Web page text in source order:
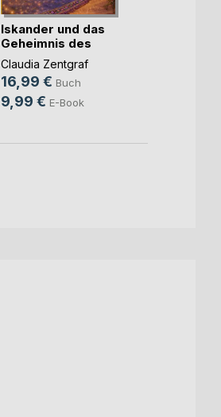
Iskander und das
Geheimnis des
Sou(...)
Claudia Zentgraf
16,99 € Buch
9,99 € E-Book